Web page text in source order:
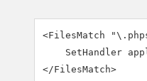
<FilesMatch
SetHandler
</FilesMatch>